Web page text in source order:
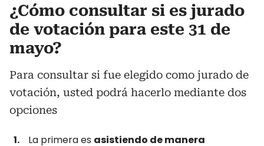
¿Cómo consultar si es jurado
de votación para este 31 de
mayo?
Para consultar si fue elegido como jurado de
votación, usted podrá hacerlo mediante dos
opciones
La primera es asistiendo de manera